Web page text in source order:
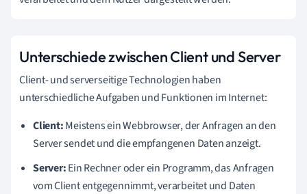
Unterschiede zwischen Client und Server
Client- und serverseitige Technologien haben
unterschiedliche Aufgaben und Funktionen im Internet:
Client:Meistens ein Webbrowser, der Anfragen an den
Server sendet und die empfangenen Daten anzeigt.
Server:Ein Rechner oder ein Programm, das Anfragen
vom Client entgegennimmt, verarbeitet und Daten